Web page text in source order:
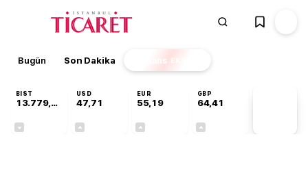
Bugün Son Dakika Finans EKSTRA
BIST
13.779,39
USD
47,71
EUR
55,19
GBP
64,41